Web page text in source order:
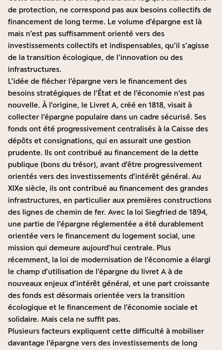
de protection, ne correspond pas aux besoins collectifs de
financement de long terme. Le volume d’épargne est là
mais n’est pas suffisamment orienté vers des
investissements collectifs et indispensables, qu’il s’agisse
de la transition écologique, de l’innovation ou des
infrastructures.
L’idée de flécher l’épargne vers le financement des
besoins stratégiques de l’État et de l’économie n’est pas
nouvelle. À l’origine, le Livret A, créé en 1818, visait à
collecter l’épargne populaire dans un cadre sécurisé. Ses
fonds ont été progressivement centralisés à la Caisse des
dépôts et consignations, qui en assurait une gestion
prudente. Ils ont contribué au financement de la dette
publique (bons du trésor), avant d’être progressivement
orientés vers des investissements d’intérêt général. Au
XIXe siècle, ils ont contribué au financement des grandes
infrastructures, en particulier aux premières constructions
des lignes de chemin de fer. Avec la loi Siegfried de 1894,
une partie de l’épargne réglementée a été durablement
orientée vers le financement du logement social, une
mission qui demeure aujourd’hui centrale. Plus
récemment, la loi de modernisation de l’économie a élargi
le champ d’utilisation de l’épargne du livret A à de
nouveaux enjeux d’intérêt général, et une part croissante
des fonds est désormais orientée vers la transition
écologique et le financement de l’économie sociale et
solidaire. Mais cela ne suffit pas.
Plusieurs facteurs expliquent cette difficulté à mobiliser
davantage l’épargne vers des investissements de long